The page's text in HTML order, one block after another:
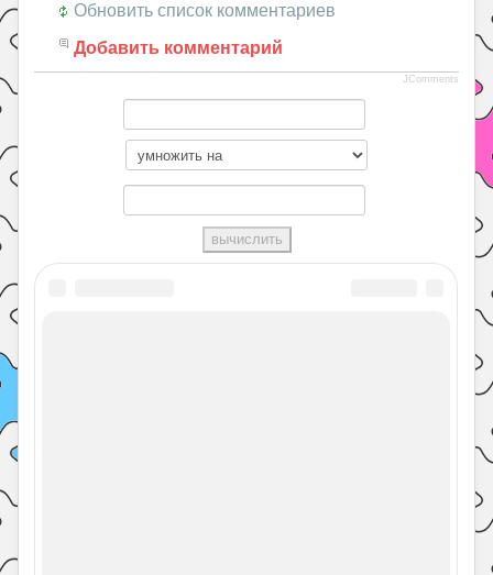
Обновить список комментариев
Добавить комментарий
JComments